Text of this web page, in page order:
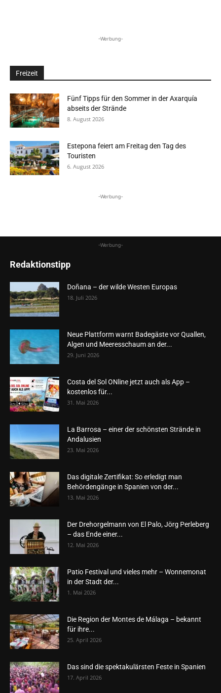
-Werbung-
Freizeit
Fünf Tipps für den Sommer in der Axarquía
abseits der Strände
8. August 2026
Estepona feiert am Freitag den Tag des
Touristen
6. August 2026
-Werbung-
-Werbung-
Redaktionstipp
Doñana – der wilde Westen Europas
18. Juli 2026
Neue Plattform warnt Badegäste vor Quallen,
Algen und Meeresschaum an der...
29. Juni 2026
Costa del Sol ONline jetzt auch als App –
kostenlos für...
31. Mai 2026
La Barrosa – einer der schönsten Strände in
Andalusien
23. Mai 2026
Das digitale Zertifikat: So erledigt man
Behördengänge in Spanien von der...
13. Mai 2026
Der Drehorgelmann von El Palo, Jörg Perleberg
– das Ende einer...
12. Mai 2026
Patio Festival und vieles mehr – Wonnemonat
in der Stadt der...
1. Mai 2026
Die Region der Montes de Málaga – bekannt
für ihre...
25. April 2026
Das sind die spektakulärsten Feste in Spanien
17. April 2026